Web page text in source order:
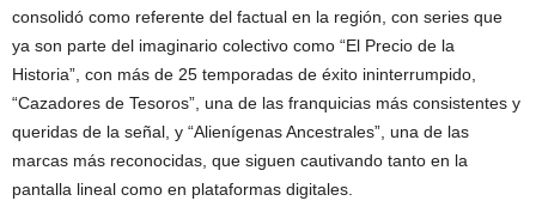
consolidó como referente del factual en la región, con series que
ya son parte del imaginario colectivo como “El Precio de la
Historia”, con más de 25 temporadas de éxito ininterrumpido,
“Cazadores de Tesoros”, una de las franquicias más consistentes y
queridas de la señal, y “Alienígenas Ancestrales”, una de las
marcas más reconocidas, que siguen cautivando tanto en la
pantalla lineal como en plataformas digitales.